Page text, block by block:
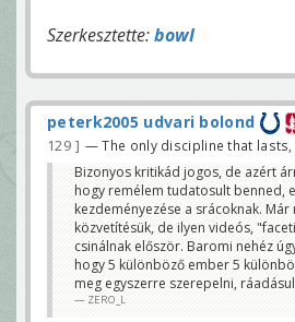
Szerkesztette:bowI
peterk2005 udvari bolond
129
— The only discipline that
Bizonyos kritikád jogos, de azért
hogy remélem tudatosult benned,
kezdeményezése a srácoknak.
közvetítésük, de ilyen videós,
csinálnak először. Baromi nehéz
hogy 5 különböző ember 5
meg egyszerre szerepelni,
ZERO_L